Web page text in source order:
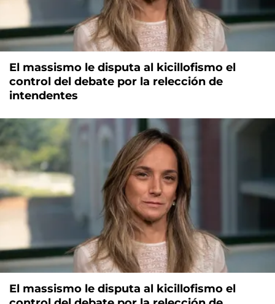
El massismo le disputa al kicillofismo el
control del debate por la relección de
intendentes
El massismo le disputa al kicillofismo el